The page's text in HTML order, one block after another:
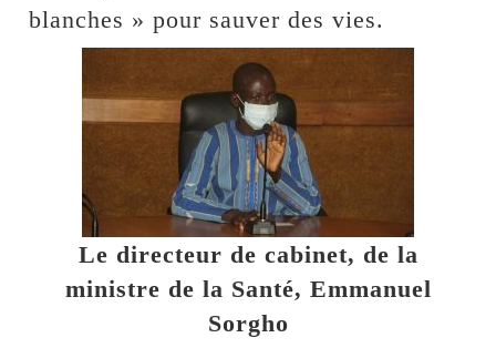
blanches » pour sauver des vies.
Le directeur de cabinet, de la
ministre de la Santé, Emmanuel
Sorgho